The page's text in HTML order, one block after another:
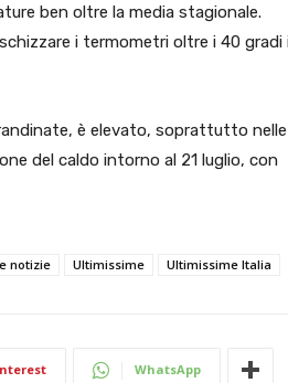
ben oltre la media stagionale.
i termometri oltre i 40 gradi
è elevato, soprattutto
del caldo intorno al 21 luglio, con
notizie Ultimissime Ultimissime Italia
WhatsApp